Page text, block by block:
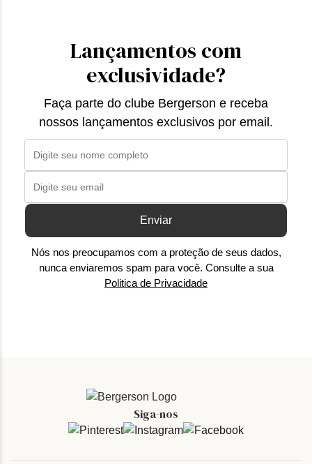
Lançamentos com
exclusividade?
Faça parte do clube Bergerson e receba
nossos lançamentos exclusivos por email.
Enviar
Nós nos preocupamos com a proteção de seus dados,
nunca enviaremos spam para você. Consulte a sua
Politica de Privacidade
Siga-nos